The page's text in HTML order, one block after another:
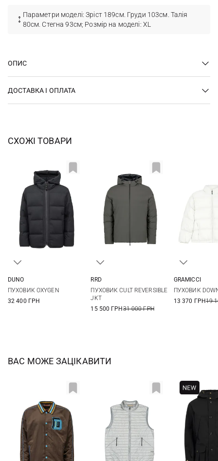
Параметри моделі: Зріст 189см. Груди 103см. Талія
80см. Стегна 93см; Розмір на моделі: XL
ОПИС
ДОСТАВКА І ОПЛАТА
СХОЖІ ТОВАРИ
DUNO
ПУХОВИК OXYGEN
32 400 ГРН
56
RRD
ПУХОВИК CULT REVERSIBLE
JKT
15 500 ГРН31 000 ГРН
GRAMICCI
ПУХОВИК
13 370 ГРН19
ВАС МОЖЕ ЗАЦІКАВИТИ